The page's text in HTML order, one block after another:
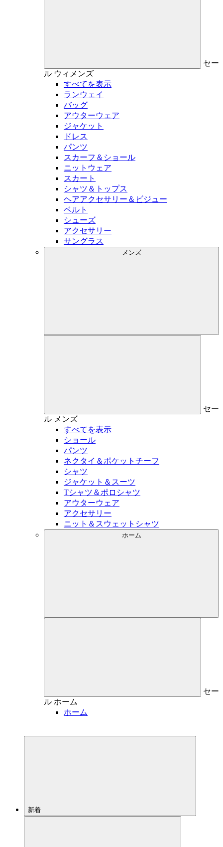
セー
ル ウィメンズ
すべてを表示
ランウェイ
バッグ
アウターウェア
ジャケット
ドレス
パンツ
スカーフ＆ショール
ニットウェア
スカート
シャツ＆トップス
ヘアアクセサリー＆ビジュー
ベルト
シューズ
アクセサリー
サングラス
メンズ
セー
ル メンズ
すべてを表示
ショール
パンツ
ネクタイ＆ポケットチーフ
シャツ
ジャケット＆スーツ
Tシャツ＆ポロシャツ
アウターウェア
アクセサリー
ニット＆スウェットシャツ
ホーム
セー
ル ホーム
ホーム
新着